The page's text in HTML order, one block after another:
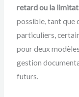
retard ou la
possible, tant que
particuliers,
pour deux
gestion
futurs.